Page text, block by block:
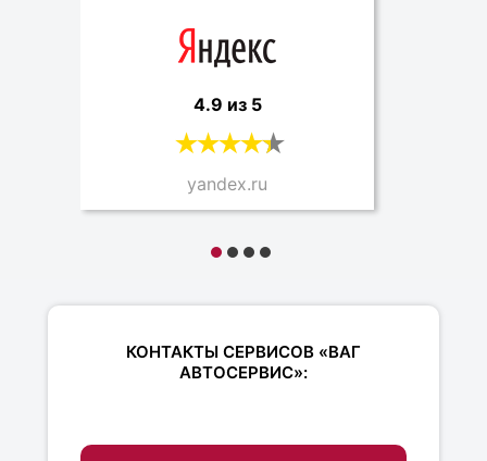
4.9 из 5
yandex.ru
КОНТАКТЫ СЕРВИСОВ «ВАГ
АВТОСЕРВИС»: